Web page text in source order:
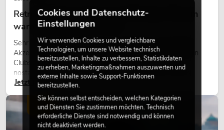
Retro-Licht im modernen Lichtdesign: Warum
warmes Licht wieder wirkt
Sehr warmes Licht, sichtbare Leuchtflächen und farbige
Akzente prägen viele aktuelle Lichtdesigns auf Bühnen, in
Clubs und bei Events. Retro-Licht ist dabei kein rein
nostalgischer Effekt, sondern ein bewusst eingesetztes
Gestaltungsmittel: Es schafft Atmosphäre, gibt Szenen
wirken lassen.
Jetzt lesen
LICHT
Cookies und Datenschutz-
Einstellungen
Wir verwenden Cookies und vergleichbare
Technologien, um unsere Website technisch
bereitzustellen, Inhalte zu verbessern, Statistikdaten
zu erheben, Marketingmaßnahmen auszuwerten und
externe Inhalte sowie Support-Funktionen
bereitzustellen.
Sie können selbst entscheiden, welchen Kategorien
und Diensten Sie zustimmen möchten. Technisch
erforderliche Dienste sind notwendig und können
nicht deaktiviert werden.